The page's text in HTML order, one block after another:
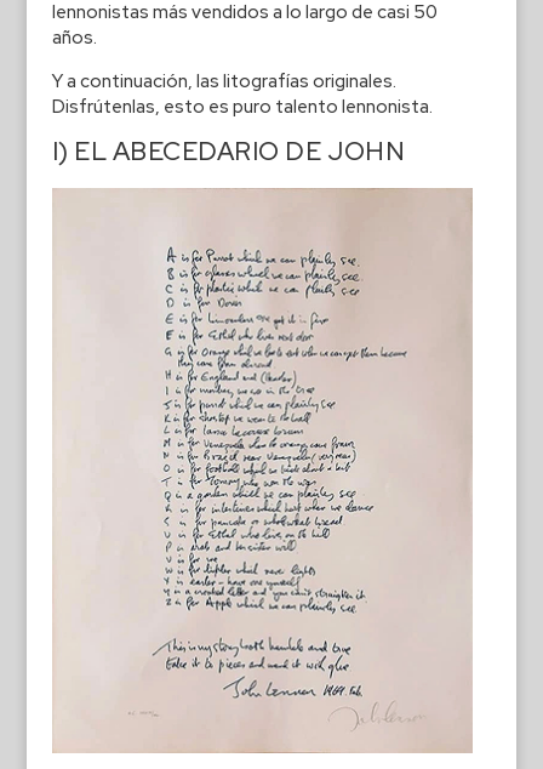
lennonistas más vendidos a lo largo de casi 50
años.
Y a continuación, las litografías originales.
Disfrútenlas, esto es puro talento lennonista.
I) EL ABECEDARIO DE JOHN